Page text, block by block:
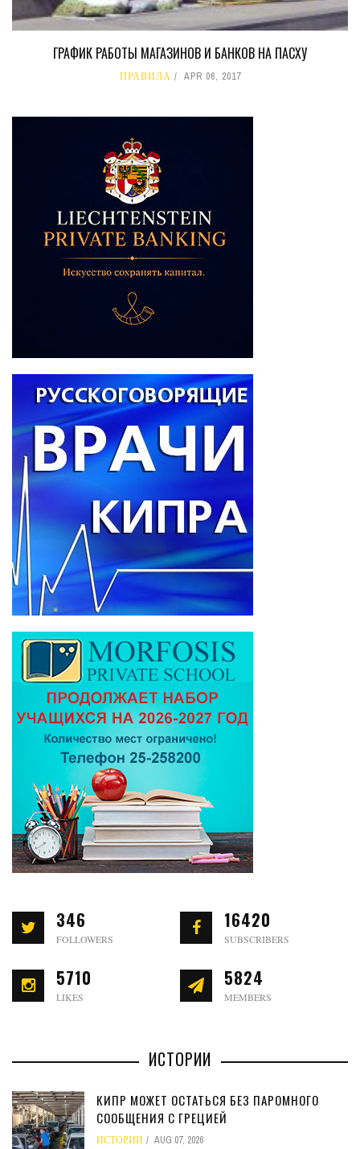
ГРАФИК РАБОТЫ МАГАЗИНОВ И БАНКОВ НА ПАСХУ
ПРАВИЛА APR 06, 2017
346
FOLLOWERS
16420
SUBSCRIBERS
5710
LIKES
5824
MEMBERS
ИСТОРИИ
КИПР МОЖЕТ ОСТАТЬСЯ БЕЗ ПАРОМНОГО
СООБЩЕНИЯ С ГРЕЦИЕЙ
ИСТОРИИ AUG 07, 2026